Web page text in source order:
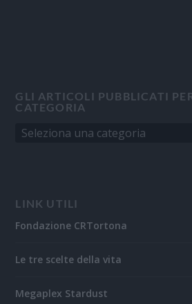
GLI ARTICOLI PUBBLICATI
CATEGORIA
LINK UTILI
Fondazione CRTortona
Le tre scelte della vita
Megaplex Stardust